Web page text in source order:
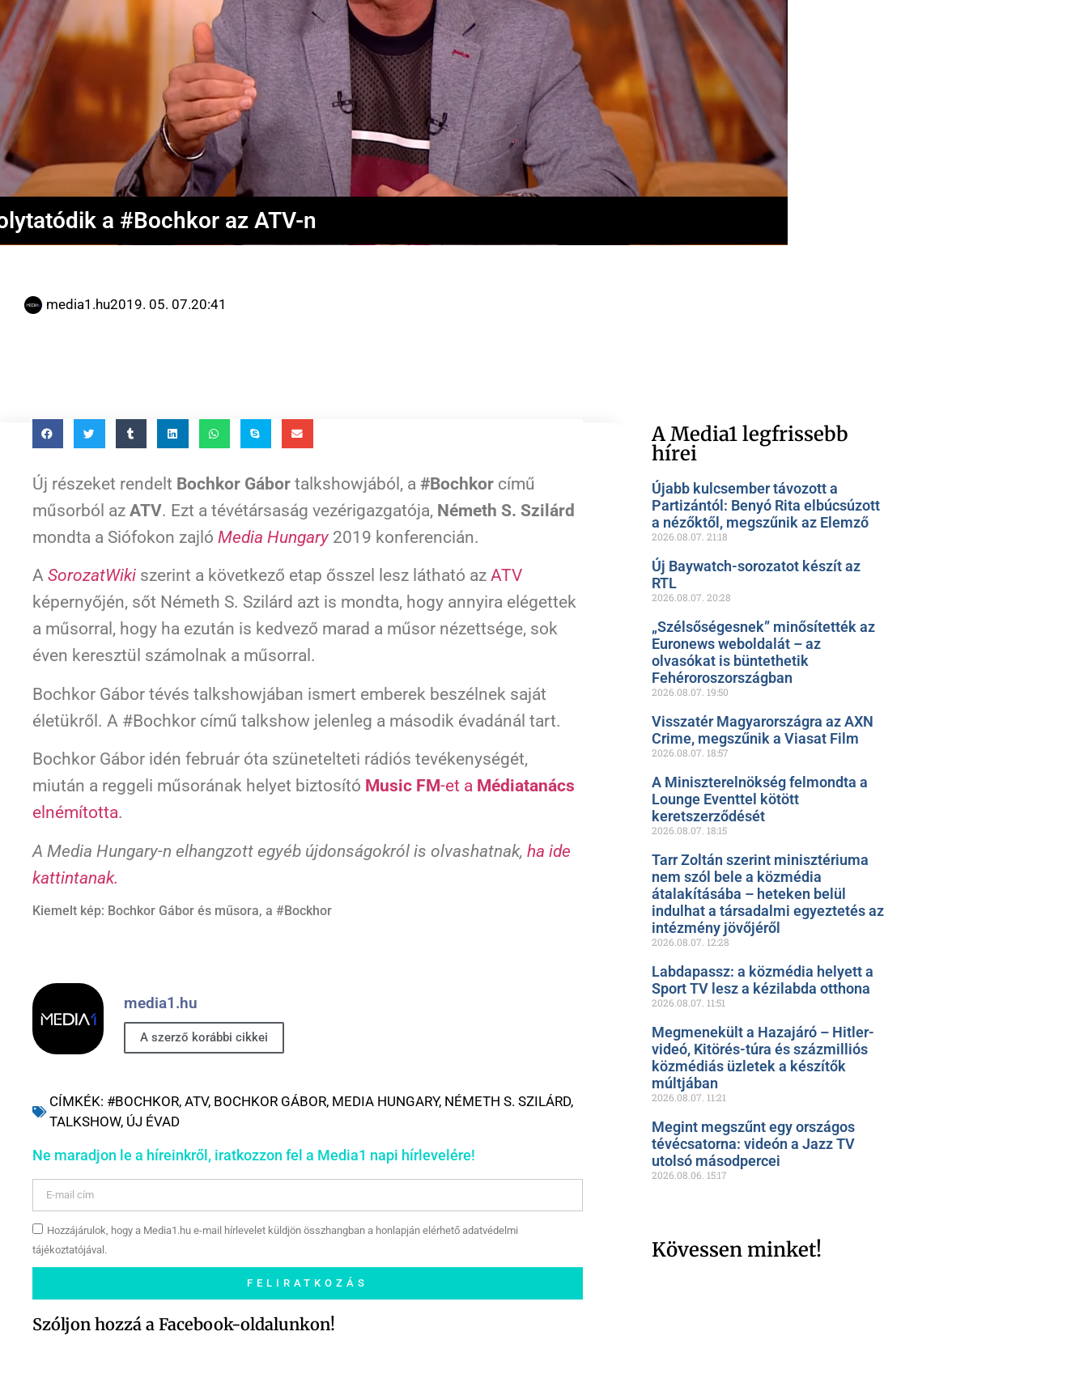
a #Bochkor az ATV-n
media1.hu2019. 05. 07.20:41
Új részeket rendelt Bochkor Gábor talkshowjából, a #Bochkor című
műsorból az ATV. Ezt a tévétársaság vezérigazgatója, Németh S. Szilárd
mondta a Siófokon zajló Media Hungary 2019 konferencián.
A SorozatWiki szerint a következő etap ősszel lesz látható az ATV
képernyőjén, sőt Németh S. Szilárd azt is mondta, hogy annyira elégettek
a műsorral, hogy ha ezután is kedvező marad a műsor nézettsége, sok
éven keresztül számolnak a műsorral.
Bochkor Gábor tévés talkshowjában ismert emberek beszélnek saját
életükről. A #Bochkor című talkshow jelenleg a második évadánál tart.
Bochkor Gábor idén február óta szünetelteti rádiós tevékenységét,
miután a reggeli műsorának helyet biztosító Music FM-et a Médiatanács
elnémította.
A Media Hungary-n elhangzott egyéb újdonságokról is olvashatnak, ha ide
kattintanak.
Kiemelt kép: Bochkor Gábor és műsora, a #Bockhor
media1.hu
A szerző korábbi cikkei
CÍMKÉK: #BOCHKOR, ATV, BOCHKOR GÁBOR, MEDIA HUNGARY, NÉMETH S. SZILÁRD,
TALKSHOW, ÚJ ÉVAD
Ne maradjon le a híreinkről, iratkozzon fel a Media1 napi hírlevelére!
Hozzájárulok, hogy a Media1.hu e-mail hírlevelet küldjön összhangban a honlapján elérhető adatvédelmi
tájékoztatójával.
FELIRATKOZÁS
Szóljon hozzá a Facebook-oldalunkon!
A Media1 legfrissebb
hírei
Újabb kulcsember távozott a
Partizántól: Benyó Rita elbúcsúzott
a nézőktől, megszűnik az Elemző
2026.08.07. 21:18
Új Baywatch-sorozatot készít az
RTL
2026.08.07. 20:28
„Szélsőségesnek” minősítették az
Euronews weboldalát – az
olvasókat is büntethetik
Fehéroroszországban
2026.08.07. 19:50
Visszatér Magyarországra az AXN
Crime, megszűnik a Viasat Film
2026.08.07. 18:57
A Miniszterelnökség felmondta a
Lounge Eventtel kötött
keretszerződését
2026.08.07. 18:15
Tarr Zoltán szerint minisztériuma
nem szól bele a közmédia
átalakításába – heteken belül
indulhat a társadalmi egyeztetés az
intézmény jövőjéről
2026.08.07. 12:28
Labdapassz: a közmédia helyett a
Sport TV lesz a kézilabda otthona
2026.08.07. 11:51
Megmenekült a Hazajáró – Hitler-
videó, Kitörés-túra és százmilliós
közmédiás üzletek a készítők
múltjában
2026.08.07. 11:21
Megint megszűnt egy országos
tévécsatorna: videón a Jazz TV
utolsó másodpercei
2026.08.06. 15:17
Kövessen minket!